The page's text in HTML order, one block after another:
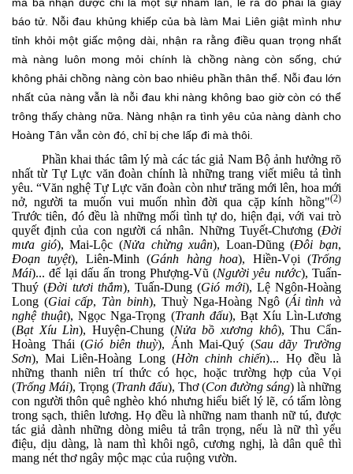
báo tử. Nỗi đau khủng khiếp của bà làm Mai Liên giật mình như
tỉnh khỏi một giấc mộng dài, nhận ra rằng điều quan trọng nhất
mà nàng luôn mong mỏi chính là chồng nàng còn sống, chứ
không phải chồng nàng còn bao nhiêu phần thân thể. Nỗi đau lớn
nhất của nàng vẫn là nỗi đau khi nàng không bao giờ còn có thể
trông thấy chàng nữa. Nàng nhận ra tình yêu của nàng dành cho
Hoàng Tân vẫn còn đó, chỉ bị che lấp đi mà thôi.
Phần khai thác tâm lý mà các tác giả Nam Bộ ảnh hưởng rõ
nhất từ Tự Lực văn đoàn chính là những trang viết miêu tả tình
yêu.“Văn nghệ Tự Lực văn đoàn còn như trăng mới lên, hoa mới
nở, người ta muốn vui muốn nhìn đời qua cặp kính hồng"(2)
Trước tiên, đó đều là những mối tình tự do, hiện đại, với vai trò
quyết định của con người cá nhân. Những Tuyết-Chương (Đời
mưa gió), Mai-Lộc (Nửa chừng xuân), Loan-Dũng (Đôi bạn,
Đoạn tuyệt), Liên-Minh (Gánh hàng hoa), Hiền-Vọi (Trống
Mái)... để lại dấu ấn trong Phượng-Vũ (Người yêu nước), Tuấn-
Thuý (Đời tươi thắm), Tuấn-Dung (Gió mới), Lệ Ngôn-Hoàng
Long (Giai cấp, Tàn binh), Thuỳ Nga-Hoàng Ngô (Ái tình và
nghệ thuật), Ngọc Nga-Trọng (Tranh đấu), Bạt Xíu Lìn-Lương
(Bạt Xíu Lìn), Huyện-Chung (Nửa bồ xương khô), Thu Cẩn-
Hoàng Thái (Gió biên thuỳ), Ánh Mai-Quý (Sau dãy Trường
Sơn), Mai Liên-Hoàng Long (Hờn chinh chiến)... Họ đều là
những thanh niên trí thức có học, hoặc trường hợp của Vọi
(Trống Mái), Trọng (Tranh đấu), Thơ (Con đường sáng) là những
con người thôn quê nghèo khó nhưng hiểu biết lý lẽ, có tấm lòng
trong sạch, thiên lương. Họ đều là những nam thanh nữ tú, được
tác giả dành những dòng miêu tả trân trọng, nếu là nữ thì yểu
điệu, dịu dàng, là nam thì khôi ngô, cương nghị, là dân quê thì
mang nét thơ ngây mộc mạc của ruộng vườn.